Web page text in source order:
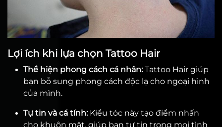
Lợi ích khi lựa chọn Tattoo Hair
Thể hiện phong cách cá nhân:Tattoo Hair giúp
bạn bỗ sung phong cách độc lạ cho ngoại hình
của mình.
Tự tin và cá tính:Kiểu tóc này tạo điểm nhấn
cho khuôn mặt, giúp bạn tự tin trong mọi tình